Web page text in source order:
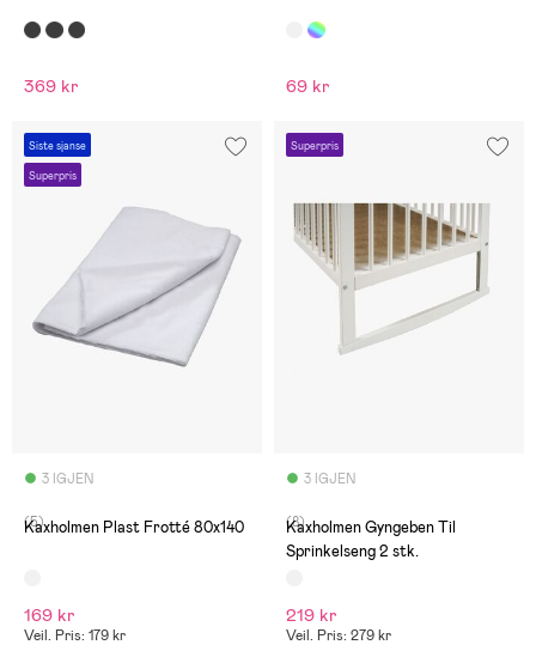
369 kr 69 kr
Siste sjanse
Superpris
3 IGJEN
(5)
Kaxholmen Plast Frotté 80x140
169 kr
Veil. Pris: 179 kr
Superpris
3 IGJEN
(8)
Kaxholmen Gyngeben Til
Sprinkelseng 2 stk.
219 kr
Veil. Pris: 279 kr